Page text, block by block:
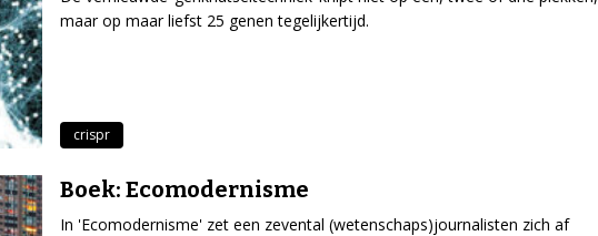
maar op maar liefst 25 genen tegelijkertijd.
crispr
Boek: Ecomodernisme
In 'Ecomodernisme' zet een zevental (wetenschaps)journalisten zich af